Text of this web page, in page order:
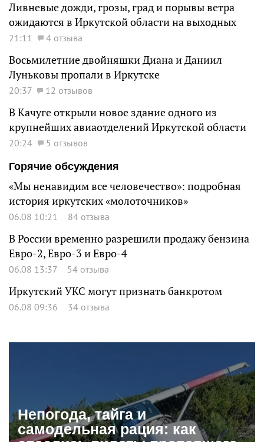
Ливневые дожди, грозы, град и порывы ветра
ожидаются в Иркутской области на выходных
21:11 4 отзыва
Восьмилетние двойняшки Диана и Даниил
Луньковы пропали в Иркутске
20:37 12 отзывов
В Качуге открыли новое здание одного из
крупнейших авиаотделений Иркутской области
20:24
5 отзывов
Горячие обсуждения
«Мы ненавидим все человечество»: подробная
история иркутских «молоточников»
06.08 10:21 84 отзыва
В России временно разрешили продажу бензина
Евро-2, Евро-3 и Евро-4
06.08 13:37 54 отзыва
Иркутский УКС могут признать банкротом
06.08 09:36 34 отзыва
Непогода, тайга и
самодельная рация: как